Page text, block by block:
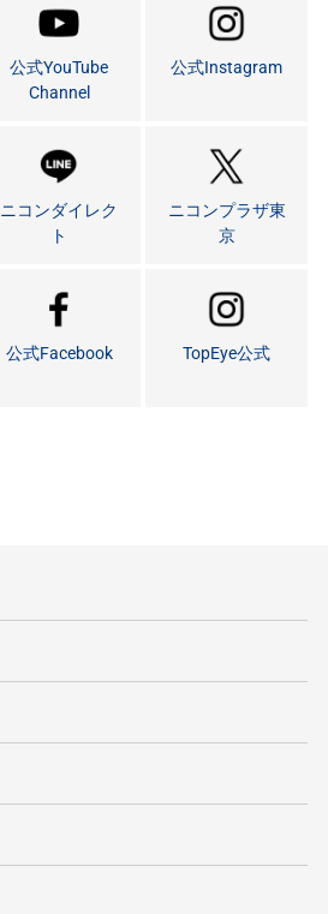
公式YouTube
Channel
公式Instagram
ニコンダイレク
ト
ニコンプラザ東
京
公式Facebook TopEye公式